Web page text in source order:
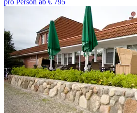
pro Person ab € 795